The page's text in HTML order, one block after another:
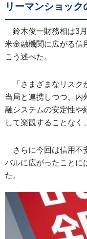
リーマンショッ
鈴木俊一財務相は3
米金融機関に広がる信
こう述べた。
「さまざまなリス
当局と連携しつつ、内
融システムの安定性や
して楽観することなく
さらに今回は信用不
バルに広がったことに
た。